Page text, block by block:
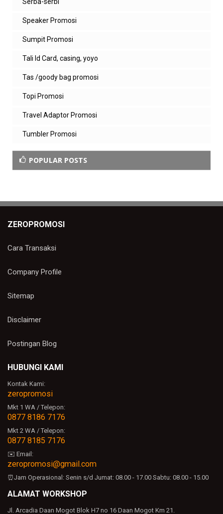
Speaker Promosi
Sumpit Promosi
Tali Id Card, casing, yoyo
Tas /goody bag promosi
Topi Promosi
Travel Adaptor Promosi
Tumbler Promosi
POPULAR POSTS
ZEROPROMOSI
Cara Transaksi
Company Profile
Sitemap
Disclaimer
Postingan Blog
HUBUNGI KAMI
Kontak Kami:
zeropromosi
Mkt 1 WA / Telepon:
0877 8186 7176
Mkt 2 WA / Telepon:
0877 8185 7176
✉️ Email:
zeropromosi@gmail.com
⏰Jam Operasional: Senin s/d Jumat: 08.00 - 17.00 Sabtu: 08.00 - 15.00
ALAMAT WORKSHOP
Jl. Arcadia Daan Mogot Blok H7 no 16 Daan Mogot Km 21.